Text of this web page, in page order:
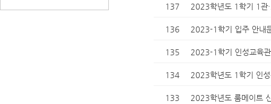
137 2023학년도 1학기 1관
136 2023-1학기 입주 안내
135 2023-1학기 인성교육
134 2023학년도 1학기 인
133 2023학년도 룸메이트